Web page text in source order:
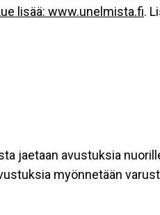
lisää: www.unelmista.fi.
jaetaan avustuksia
myönnetään